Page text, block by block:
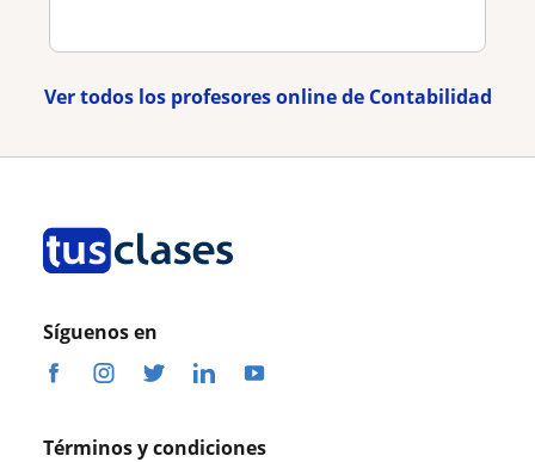
Ver todos los profesores online de Contabilidad
Síguenos en
Términos y condiciones